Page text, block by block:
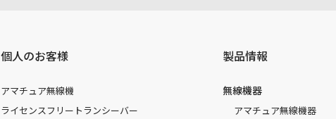
個人のお客様
アマチュア無線機
ライセンスフリートランシーバー
製品情報
無線機器
アマチュア無線機器